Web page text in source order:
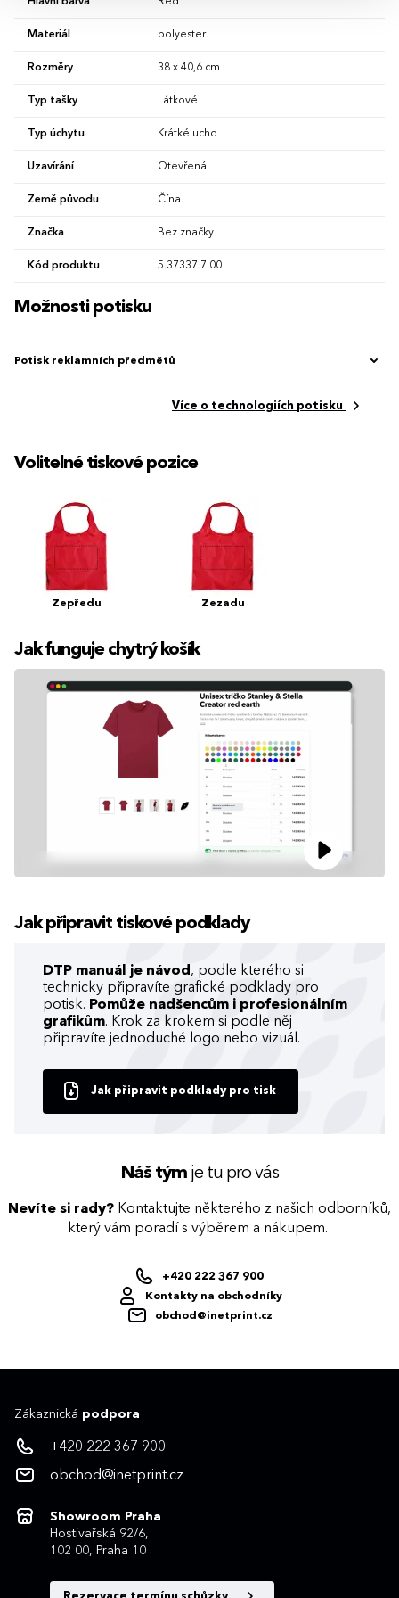
Materiál polyester
Rozměry 38 x 40,6 cm
Typ tašky Látkové
Typ úchytu Krátké ucho
Uzavírání Otevřená
Země původu Čína
Značka Bez značky
Kód produktu 5.37337.7.00
Možnosti potisku
Potisk reklamních předmětů
Více o technologiích potisku
Volitelné tiskové pozice
Zepředu Zezadu
Jak funguje chytrý košík
Jak připravit tiskové podklady
DTP manuál je návod , podle kterého si
technicky připravíte grafické podklady pro
potisk. Pomůže nadšencům i profesionálním
grafikům. Krok za krokem si podle něj
připravíte jednoduché logo nebo vizuál.
Jak připravit podklady pro tisk
Náš týmje tu pro vás
Nevíte si rady? Kontaktujte některého z našich odborníků,
který vám poradí s výběrem a nákupem.
+420 222 367 900
Kontakty na obchodníky
obchod@inetprint.cz
Zákaznická podpora
+420 222 367 900
obchod@inetprint.cz
Showroom Praha
Hostivařská 92/6,
102 00, Praha 10